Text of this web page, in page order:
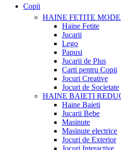
Copii
HAINE FETITE
Haine Fetite
Jucarii
Lego
Papusi
Jucarii de Plus
Carti pentru Copii
Jocuri Creative
Jocuri de Societate
HAINE BAIETI
Haine Baieti
Jucarii Bebe
Masinute
Masinute electrice
Jocuri de Exterior
Jocuri Interactive